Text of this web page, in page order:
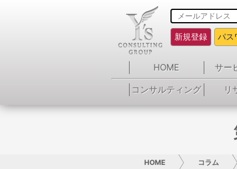
新規登録 パス
HOME サー
コンサルティング
リ
HOME コラム